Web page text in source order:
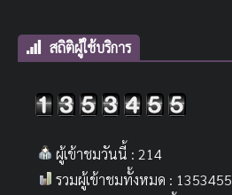
สถิติผู้ใช้บริการ
ผู้เข้าชมวันนี้ : 214
รวมผู้เข้าชมทั้งหมด : 1353455